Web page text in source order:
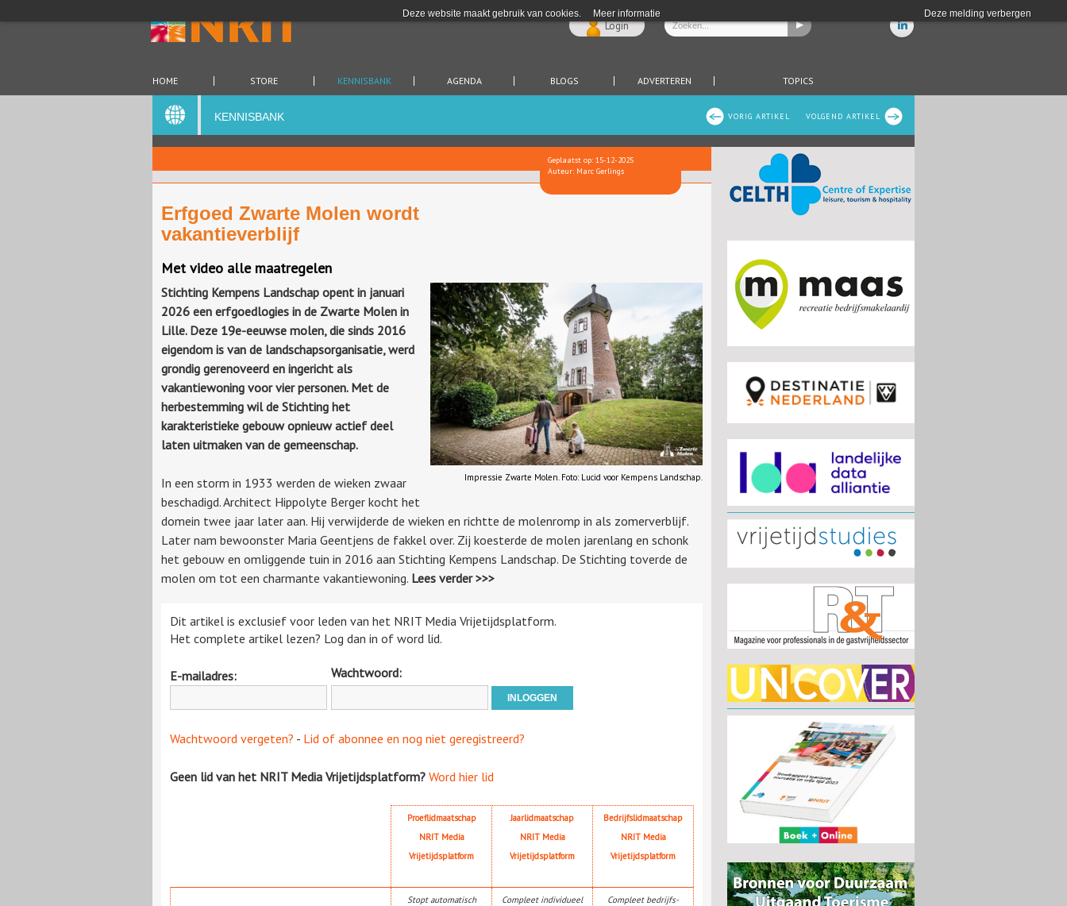
Deze website maakt gebruik van cookies. Meer informatie Deze melding verbergen
Login
HOME STORE KENNISBANK AGENDA BLOGS ADVERTEREN TOPICS
VOLGEND ARTIKEL
VORIG ARTIKEL
KENNISBANK
Geplaatst op: 15-12-2025
Auteur: Marc Gerlings
Erfgoed Zwarte Molen wordt
vakantieverblijf
Met video alle maatregelen
Impressie Zwarte Molen. Foto: Lucid voor Kempens Landschap.
Stichting Kempens Landschap opent in januari
2026 een erfgoedlogies in de Zwarte Molen in
Lille. Deze 19e-eeuwse molen, die sinds 2016
eigendom is van de landschapsorganisatie, werd
grondig gerenoveerd en ingericht als
vakantiewoning voor vier personen. Met de
herbestemming wil de Stichting het
karakteristieke gebouw opnieuw actief deel
laten uitmaken van de gemeenschap.
In een storm in 1933 werden de wieken zwaar
beschadigd. Architect Hippolyte Berger kocht het
domein twee jaar later aan. Hij verwijderde de wieken en richtte de molenromp in als zomerverblijf.
Later nam bewoonster Maria Geentjens de fakkel over. Zij koesterde de molen jarenlang en schonk
het gebouw en omliggende tuin in 2016 aan Stichting Kempens Landschap. De Stichting toverde de
molen om tot een charmante vakantiewoning. Lees verder >>>
Dit artikel is exclusief voor leden van het NRIT Media Vrijetijdsplatform.
Het complete artikel lezen? Log dan in of word lid.
E-mailadres: Wachtwoord:
Wachtwoord vergeten? - Lid of abonnee en nog niet geregistreerd?
Geen lid van het NRIT Media Vrijetijdsplatform? Word hier lid
Proeflidmaatschap
NRIT Media
Vrijetijdsplatform
Jaarlidmaatschap
NRIT Media
Vrijetijdsplatform
Bedrijfslidmaatschap
NRIT Media
Vrijetijdsplatform
Stopt automatisch
Compleet individueel
Compleet bedrijfs-